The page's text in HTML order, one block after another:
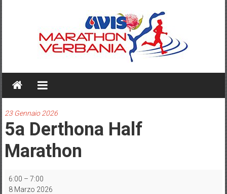
AVIS
MARATHON
VERBANIA
23 Gennaio 2026
5a Derthona Half
Marathon
5a
Derthona
6:00 – 7:00
8 Marzo 2026